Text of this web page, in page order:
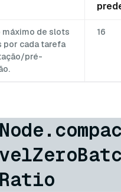
máximo de slots
por cada tarefa
pré-
16